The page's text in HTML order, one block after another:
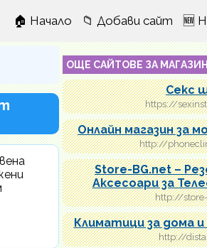
🏠 Начало 📁 Добави сайт 🆕
ОЩЕ САЙТОВЕ ЗА
Секс
https://
Онлайн магазин за
http://
Store-BG.net –
Аксесоари за
http://
Климатици за дома
http://